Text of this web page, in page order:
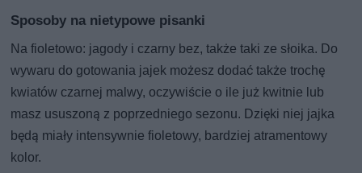
Sposoby na nietypowe pisanki
Na fioletowo: jagody i czarny bez, także taki ze słoika. Do
wywaru do gotowania jajek możesz dodać także trochę
kwiatów czarnej malwy, oczywiście o ile już kwitnie lub
masz ususzoną z poprzedniego sezonu. Dzięki niej jajka
będą miały intensywnie fioletowy, bardziej atramentowy
kolor.